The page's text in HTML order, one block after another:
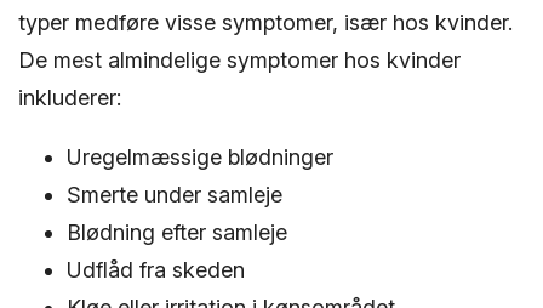
typer medføre visse symptomer, især hos kvinder.
De mest almindelige symptomer hos kvinder
inkluderer:
Uregelmæssige blødninger
Smerte under samleje
Blødning efter samleje
Udflåd fra skeden